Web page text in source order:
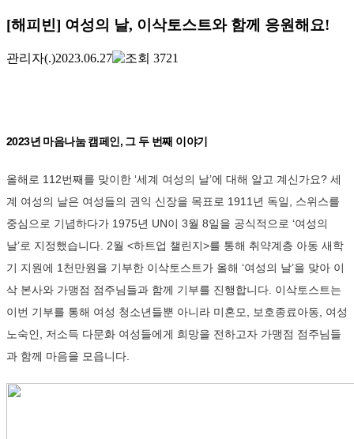
[해피빈] 여성의 날, 이삭토스트와 함께 응원해요!
관리자(.)2023.06.27 3721
2023년 마음나눔 캠페인, 그 두 번째 이야기
올해로 112번째를 맞이한 ‘세계 여성의 날’에 대해 알고 계신가요? 세
계 여성의 날은 여성들의 권익 신장을 목표로 1911년 독일, 스위스를
중심으로 기념하다가 1975년 UN이 3월 8일을 공식적으로 ‘여성의
날’로 지정했습니다. 2월 <하트업 챌린지>를 통해 취약계층 아동 새학
기 지원에 1천만원을 기부한 이삭토스트가 올해 ‘여성의 날’을 맞아 이
삭 본사와 가맹점 점주님들과 함께 기부를 진행합니다. 이삭토스트는
이번 기부를 통해 여성 청소년들뿐 아니라 미혼모, 보호종료아동, 여성
노숙인, 저소득 다문화 여성들에게 희망을 전하고자 가맹점 점주님들
과 함께 마음을 모읍니다.